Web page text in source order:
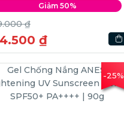
Giảm 50%
₫
₫
-25%